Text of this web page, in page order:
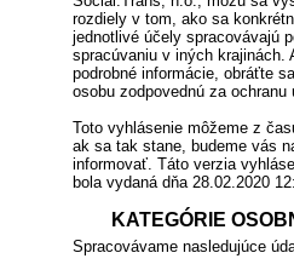
rozdiely v tom, ako sa
jednotlivé účely spracovávajú
spracúvaniu v iných
podrobné informácie, obráťte
osobu zodpovednú za
Toto vyhlásenie môžeme z
ak sa tak stane, budeme vás
informovať. Táto verzia
bola vydaná dňa 28.02.2020
KATEGÓRIE
Spracovávame nasledujúce